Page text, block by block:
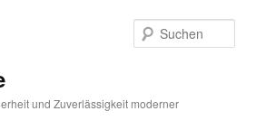
und Zuverlässigkeit moderner